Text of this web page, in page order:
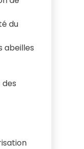
du
abeilles